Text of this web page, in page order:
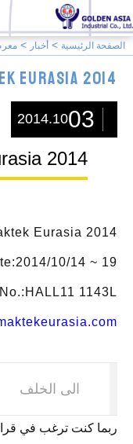
الصفحة الرئيسية أخبار
Eurasia 2014
03
2014.10
2014
Eurasia 2014
10/14 ~ 19
1143L
الى الخلف
ربما كنت ترغب في